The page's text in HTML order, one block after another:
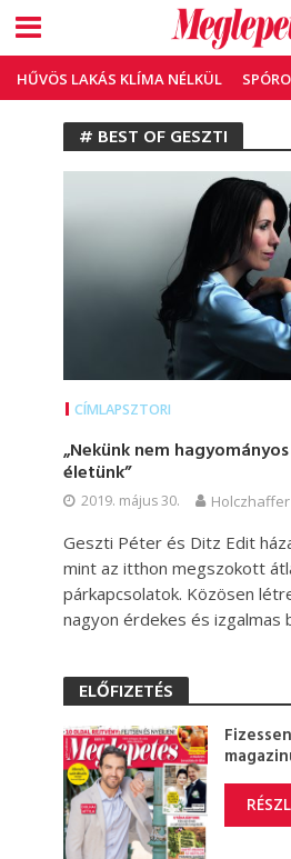
HŰVÖS LAKÁS KLÍMA NÉLKÜL
# BEST OF GESZTI
CÍMLAPSZTORI
„Nekünk nem
életünk”
2019. május 30.
Geszti Péter és Ditz Edit
mint az itthon megszokott
párkapcsolatok. Közösen
nagyon érdekes és izgalmas
ELŐFIZETÉS